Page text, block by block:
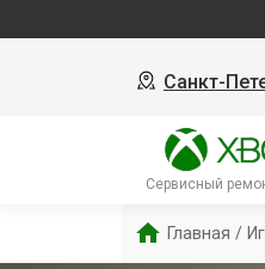
Санкт-
Сервисный
Главная /